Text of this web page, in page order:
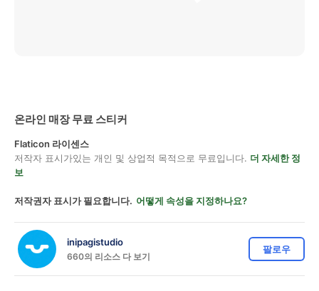
온라인 매장 무료 스티커
Flaticon 라이센스
저작자 표시가있는 개인 및 상업적 목적으로 무료입니다. 더 자세한 정
보
저작권자 표시가 필요합니다. 어떻게 속성을 지정하나요?
inipagistudio
660의 리소스 다 보기
팔로우